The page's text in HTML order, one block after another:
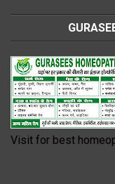
Visit for best